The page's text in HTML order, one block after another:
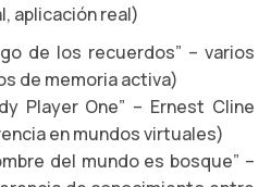
aplicación real)
de los recuerdos” – varios
de memoria activa)
Player One” – Ernest Cline
en mundos virtuales)
del mundo es bosque” –